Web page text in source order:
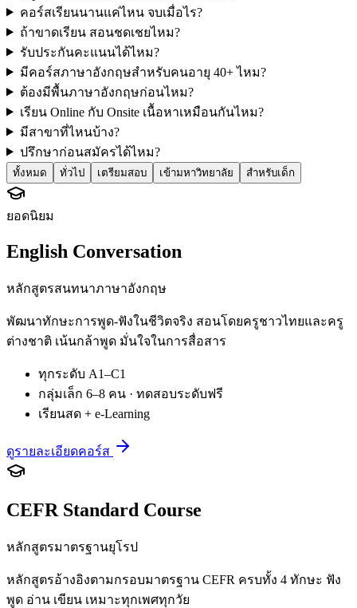
คอร์สเรียนนานแค่ไหน จบเมื่อไร?
ถ้าขาดเรียน สอนชดเชยไหม?
รับประกันคะแนนได้ไหม?
มีคอร์สภาษาอังกฤษสำหรับคนอายุ 40+ ไหม?
ต้องมีพื้นภาษาอังกฤษก่อนไหม?
เรียน Online กับ Onsite เนื้อหาเหมือนกันไหม?
มีสาขาที่ไหนบ้าง?
ปรึกษาก่อนสมัครได้ไหม?
ทั้งหมด ทั่วไป เตรียมสอบ เข้ามหาวิทยาลัย สำหรับเด็ก
ยอดนิยม
English Conversation
หลักสูตรสนทนาภาษาอังกฤษ
พัฒนาทักษะการพูด-ฟังในชีวิตจริง สอนโดยครูชาวไทยและครู
ต่างชาติ เน้นกล้าพูด มั่นใจในการสื่อสาร
ทุกระดับ A1–C1
กลุ่มเล็ก 6–8 คน · ทดสอบระดับฟรี
เรียนสด + e-Learning
ดูรายละเอียดคอร์ส
CEFR Standard Course
หลักสูตรมาตรฐานยุโรป
หลักสูตรอ้างอิงตามกรอบมาตรฐาน CEFR ครบทั้ง 4 ทักษะ ฟัง
พูด อ่าน เขียน เหมาะทุกเพศทุกวัย